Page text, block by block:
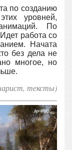
по созданию
уровней,
По
работа со
Начата
без дела не
многое, но
тексты)